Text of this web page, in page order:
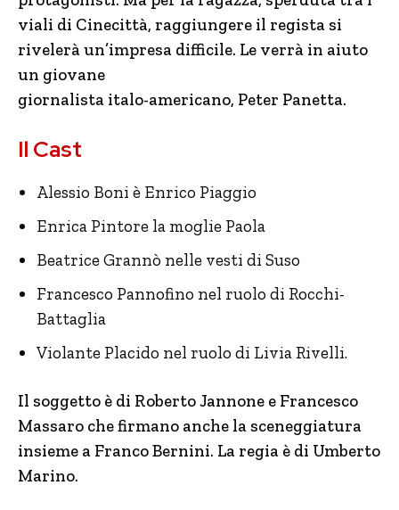
viali di Cinecittà, raggiungere il regista si
rivelerà un’impresa difficile. Le verrà in aiuto
un giovane
giornalista italo-americano, Peter Panetta.
Il Cast
Alessio Boni è Enrico Piaggio
Enrica Pintore la moglie Paola
Beatrice Grannò nelle vesti di Suso
Francesco Pannofino nel ruolo di Rocchi-
Battaglia
Violante Placido nel ruolo di Livia Rivelli.
Il soggetto è di Roberto Jannone e Francesco
Massaro che firmano anche la sceneggiatura
insieme a Franco Bernini. La regia è di Umberto
Marino.